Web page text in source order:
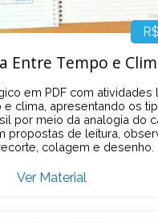
Entre Tempo e
em PDF com atividades
clima, apresentando os
por meio da analogia do
propostas de leitura,
colagem e desenho.
Ver Material